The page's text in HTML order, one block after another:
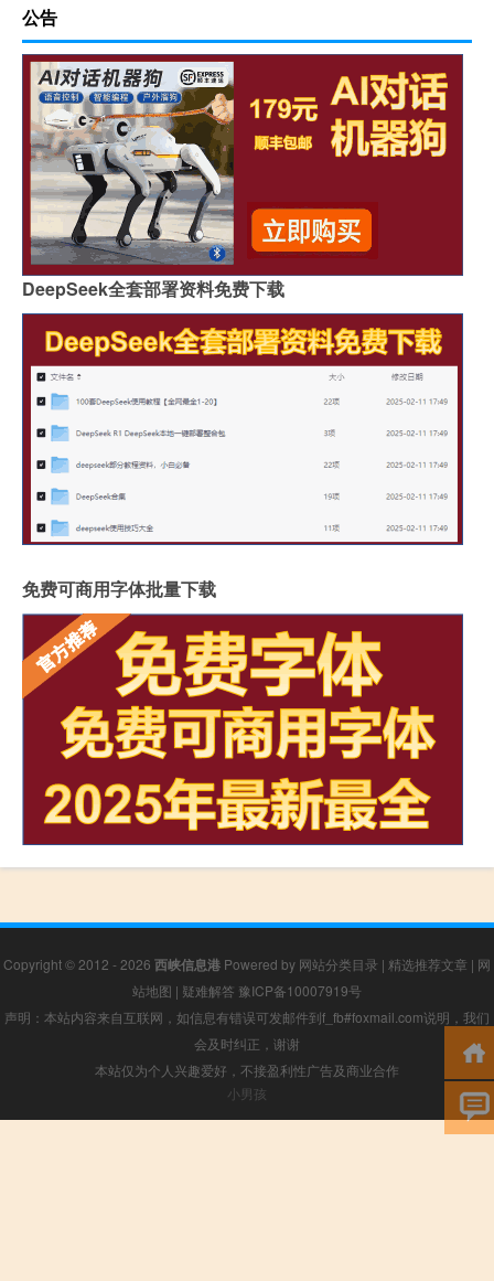
公告
DeepSeek全套部署资料免费下载
免费可商用字体批量下载
Copyright © 2012 - 2026 西峡信息港 Powered by 网站分类目录 | 精选推荐文章 | 网
站地图 | 疑难解答 豫ICP备10007919号
声明：本站内容来自互联网，如信息有错误可发邮件到f_fb#foxmail.com说明，我们
会及时纠正，谢谢
本站仅为个人兴趣爱好，不接盈利性广告及商业合作
小男孩